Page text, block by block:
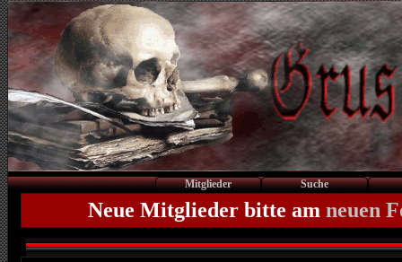
Mitglieder Suche
Neue Mitglieder bitte am neuen